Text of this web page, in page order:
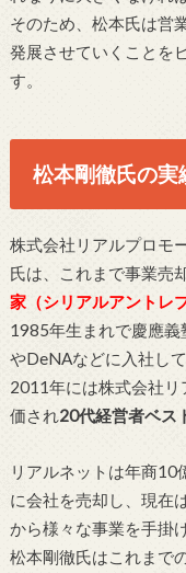
そのため、松本氏は営
発展させていくことを
す。
松本剛徹氏の実
株式会社リアルプロモ
氏は、これまで事業売
家（シリアルアントレ
1985年生まれで慶應義
やDeNAなどに入社して
2011年には株式会社
価され20代経営者ベス
リアルネットは年商10
に会社を売却し、現在
から様々な事業を手掛
松本剛徹氏はこれまで